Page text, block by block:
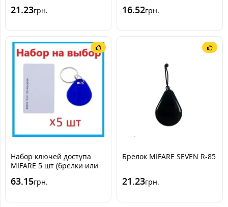
21.23грн. 16.52грн.
Набор ключей доступа
MIFARE 5 шт (брелки или
63.15грн.
Брелок MIFARE SEVEN R-85
21.23грн.